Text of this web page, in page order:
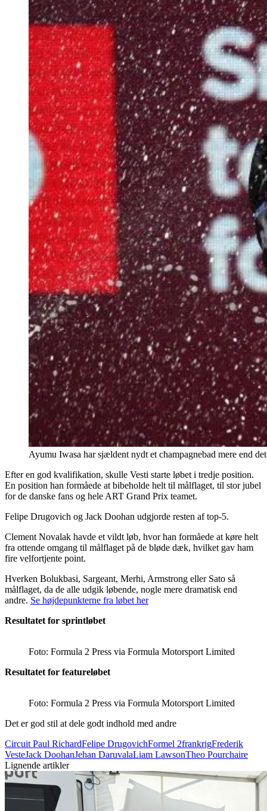
Ayumu Iwasa har sjældent nydt et champagnebad mere end
Efter en god kvalifikation, skulle Vesti starte løbet i tredje position.
En position han formåede at bibeholde helt til målflaget, til stor jubel
for de danske fans og hele ART Grand Prix teamet.
Felipe Drugovich og Jack Doohan udgjorde resten af top-5.
Clement Novalak havde et vildt løb, hvor han formåede at køre helt
fra ottende omgang til målflaget på de bløde dæk, hvilket gav ham
fire velfortjente point.
Hverken Bolukbasi, Sargeant, Merhi, Armstrong eller Sato så
målflaget, da de alle udgik løbende, nogle mere dramatisk end
andre. Se højdepunkterne fra løbet her
Resultatet for sprintløbet
Foto: Formula 2 Press via Formula Motorsport Limited
Resultatet for featureløbet
Foto: Formula 2 Press via Formula Motorsport Limited
Det er god stil at dele godt indhold med andre
Circuit Paul RichardFelipe DrugovichFormel 2frankrigFrederik
VesteJack DoohanJehan DaruvalaLiam LawsonTheo Pourchaire
Lignende artikler